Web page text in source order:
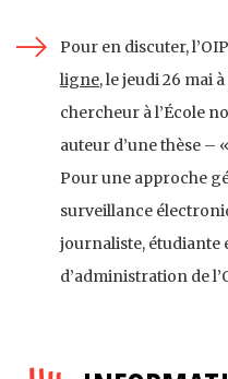
Pour en discuter,
ligne, le jeudi 26 mai
chercheur à l’École
auteur d’une thèse –
Pour une approche
surveillance
journaliste, étudiante
d’administration de